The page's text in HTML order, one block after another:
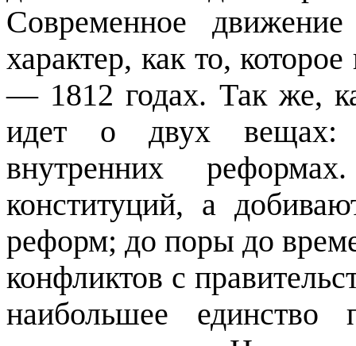
Современное
характер, как то,
— 1812 годах. Так же,
идет о двух вещах:
внутренних
конституций, а
реформ; до поры до
конфликтов с
наиболь­шее единство